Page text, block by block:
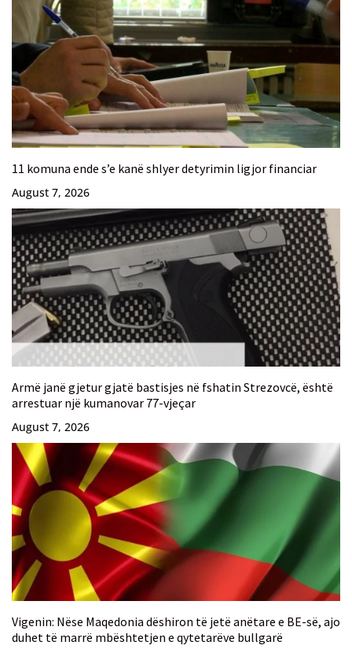
11 komuna ende s’e kanë shlyer detyrimin ligjor financiar
August 7, 2026
Armë janë gjetur gjatë bastisjes në fshatin Strezovcë, është
arrestuar një kumanovar 77-vjeçar
August 7, 2026
Vigenin: Nëse Maqedonia dëshiron të jetë anëtare e BE-së, ajo
duhet të marrë mbështetjen e qytetarëve bullgarë